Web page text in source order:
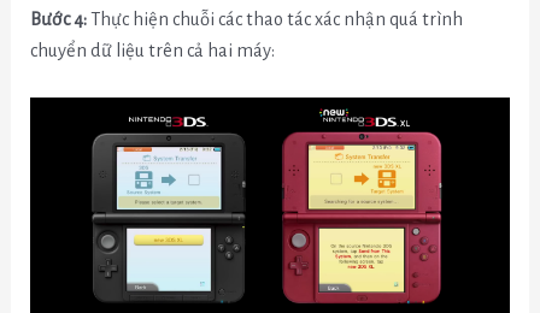
Bước 4:Thực hiện chuỗi các thao tác xác nhận quá trình
chuyển dữ liệu trên cả hai máy: